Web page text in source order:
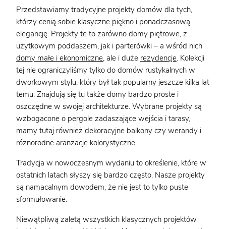
Przedstawiamy tradycyjne projekty domów dla tych,
którzy cenią sobie klasyczne piękno i ponadczasową
elegancję. Projekty te to zarówno domy piętrowe, z
użytkowym poddaszem, jak i parterówki – a wśród nich
domy małe i ekonomiczne, ale i duże rezydencje. Kolekcji
tej nie ograniczyliśmy tylko do domów rustykalnych w
dworkowym stylu, który był tak popularny jeszcze kilka lat
temu. Znajdują się tu także domy bardzo proste i
oszczędne w swojej architekturze. Wybrane projekty są
wzbogacone o pergole zadaszające wejścia i tarasy,
mamy tutaj również dekoracyjne balkony czy werandy i
różnorodne aranżacje kolorystyczne.
Tradycja w nowoczesnym wydaniu to określenie, które w
ostatnich latach słyszy się bardzo często. Nasze projekty
są namacalnym dowodem, że nie jest to tylko puste
sformułowanie.
Niewątpliwą zaletą wszystkich klasycznych projektów